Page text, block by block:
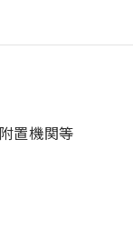
置機関等
（ドイツ・ハノーバー
学